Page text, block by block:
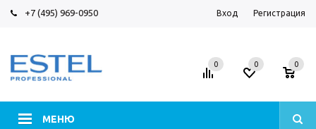
+7 (495) 969-0950 Вход Регистрация
МЕНЮ
0 0 0